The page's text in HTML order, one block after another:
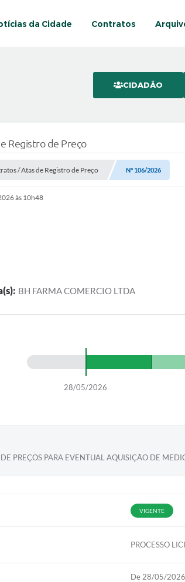
da Cidade Contratos
CIDADÃO
Registro de Preço
/ Atas de Registro de Preço Nº 106/2026
às 10h48
BH FARMA COMERCIO LTDA
28/05/2026
DE PREÇOS PARA EVENTUAL AQUISIÇÃO DE
VIGENTE
PROCESSO
De 28/05/